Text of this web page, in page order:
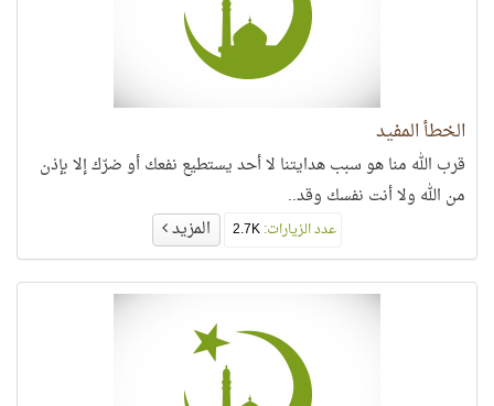
الخطأ المفيد
قرب الله منا هو سبب هدايتنا لا أحد يستطيع نفعك أو ضرّك إلا بإذن
من الله ولا أنت نفسك وقد..
عدد الزيارات: المزيد